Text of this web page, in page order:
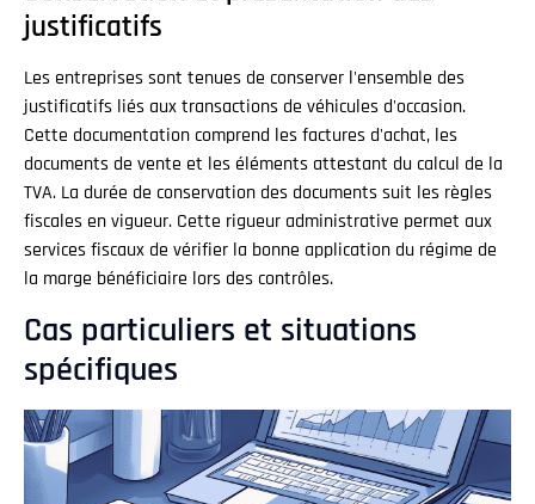
justificatifs
Les entreprises sont tenues de conserver l'ensemble des
justificatifs liés aux transactions de véhicules d'occasion.
Cette documentation comprend les factures d'achat, les
documents de vente et les éléments attestant du calcul de la
TVA. La durée de conservation des documents suit les règles
fiscales en vigueur. Cette rigueur administrative permet aux
services fiscaux de vérifier la bonne application du régime de
la marge bénéficiaire lors des contrôles.
Cas particuliers et situations
spécifiques